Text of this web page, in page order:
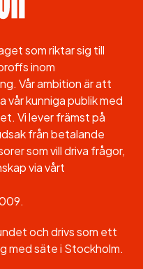
som riktar sig till
inom
Vår ambition är att
vår kunniga publik med
Vi lever främst på
från betalande
som vill driva frågor,
via vårt
och drivs som ett
med säte i Stockholm.